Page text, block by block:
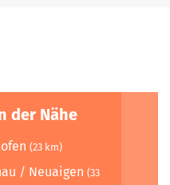
der Nähe
(23 km)
/ Neuaigen (33